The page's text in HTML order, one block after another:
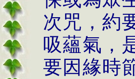
次咒，約
吸蘊氣，
要因緣時